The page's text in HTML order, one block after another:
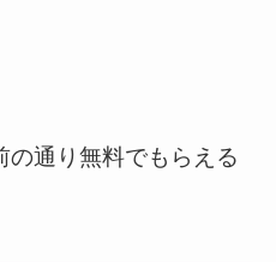
の通り無料でもらえる